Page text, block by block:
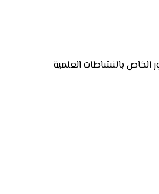
محاور الاستمارات لاسيما المحور الخاص بالنشاطات العلمية